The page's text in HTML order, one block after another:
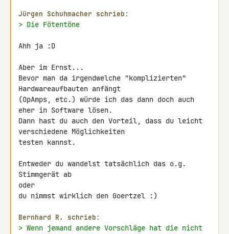
Jürgen Schuhmacher schrieb:
> Die Fötentöne
Ahh ja :D
Aber im Ernst...
Bevor man da irgendwelche "komplizierten"
Hardwareaufbauten anfängt
(OpAmps, etc.) würde ich das dann doch auch
eher in Software lösen.
Dann hast du auch den Vorteil, dass du leicht
verschiedene Möglichkeiten
testen kannst.
Entweder du wandelst tatsächlich das o.g.
Stimmgerät ab
oder
du nimmst wirklich den Goertzel :)
Bernhard R. schrieb:
> Wenn jemand andere Vorschläge hat die nicht